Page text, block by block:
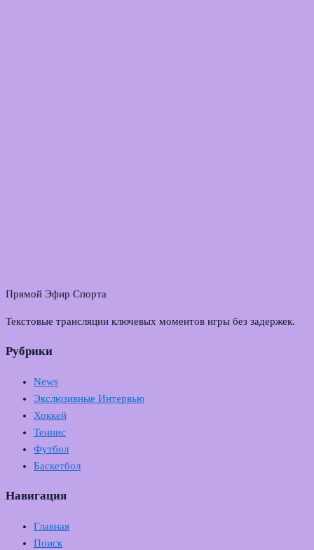
Прямой Эфир Спорта
Текстовые трансляции ключевых моментов игры без задержек.
Рубрики
News
Экслюзивные Интервью
Хоккей
Теннис
Футбол
Баскетбол
Навигация
Главная
Поиск